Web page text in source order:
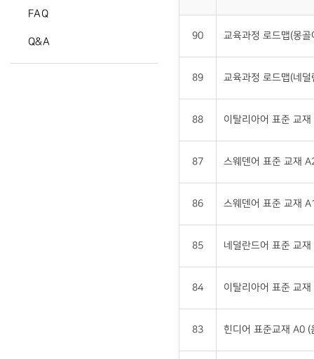
FAQ
Q&A
90 교육과정 로드맵(몽골
89 교육과정 로드맵(네덜
88 이탈리아어 표준 교
87 스웨덴어 표준 교재
86 스웨덴어 표준 교재
85 네덜란드어 표준 교
84 이탈리아어 표준 교
83 힌디어 표준교재 A0 (